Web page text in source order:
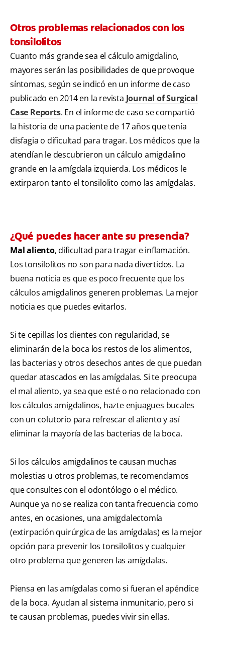
Otros problemas relacionados con los
tonsilolitos
Cuanto más grande sea el cálculo amigdalino,
mayores serán las posibilidades de que provoque
síntomas, según se indicó en un informe de caso
publicado en 2014 en la revista Journal of Surgical
Case Reports. En el informe de caso se compartió
la historia de una paciente de 17 años que tenía
disfagia o dificultad para tragar. Los médicos que la
atendían le descubrieron un cálculo amigdalino
grande en la amígdala izquierda. Los médicos le
extirparon tanto el tonsilolito como las amígdalas.
¿Qué puedes hacer ante su presencia?
Mal aliento, dificultad para tragar e inflamación.
Los tonsilolitos no son para nada divertidos. La
buena noticia es que es poco frecuente que los
cálculos amigdalinos generen problemas. La mejor
noticia es que puedes evitarlos.
Si te cepillas los dientes con regularidad, se
eliminarán de la boca los restos de los alimentos,
las bacterias y otros desechos antes de que puedan
quedar atascados en las amígdalas. Si te preocupa
el mal aliento, ya sea que esté o no relacionado con
los cálculos amigdalinos, hazte enjuagues bucales
con un colutorio para refrescar el aliento y así
eliminar la mayoría de las bacterias de la boca.
Si los cálculos amigdalinos te causan muchas
molestias u otros problemas, te recomendamos
que consultes con el odontólogo o el médico.
Aunque ya no se realiza con tanta frecuencia como
antes, en ocasiones, una amigdalectomía
(extirpación quirúrgica de las amígdalas) es la mejor
opción para prevenir los tonsilolitos y cualquier
otro problema que generen las amígdalas.
Piensa en las amígdalas como si fueran el apéndice
de la boca. Ayudan al sistema inmunitario, pero si
te causan problemas, puedes vivir sin ellas.